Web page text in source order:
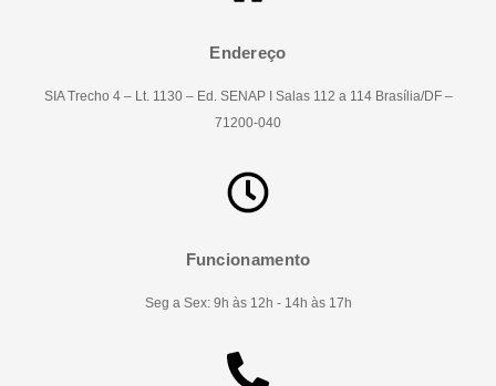
Endereço
SIA Trecho 4 – Lt. 1130 – Ed. SENAP I Salas 112 a 114 Brasília/DF –
71200-040
Funcionamento
Seg a Sex: 9h às 12h - 14h às 17h